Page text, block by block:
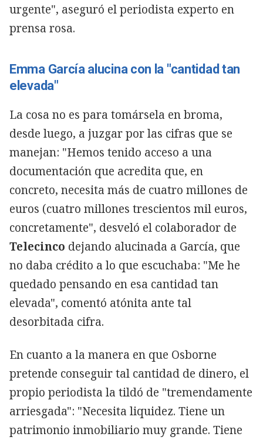
urgente", aseguró el periodista experto en
prensa rosa.
Emma García alucina con la "cantidad tan
elevada"
La cosa no es para tomársela en broma,
desde luego, a juzgar por las cifras que se
manejan: "Hemos tenido acceso a una
documentación que acredita que, en
concreto, necesita más de cuatro millones de
euros (cuatro millones trescientos mil euros,
concretamente", desveló el colaborador de
Telecinco dejando alucinada a García, que
no daba crédito a lo que escuchaba: "Me he
quedado pensando en esa cantidad tan
elevada", comentó atónita ante tal
desorbitada cifra.
En cuanto a la manera en que Osborne
pretende conseguir tal cantidad de dinero, el
propio periodista la tildó de "tremendamente
arriesgada": "Necesita liquidez. Tiene un
patrimonio inmobiliario muy grande. Tiene